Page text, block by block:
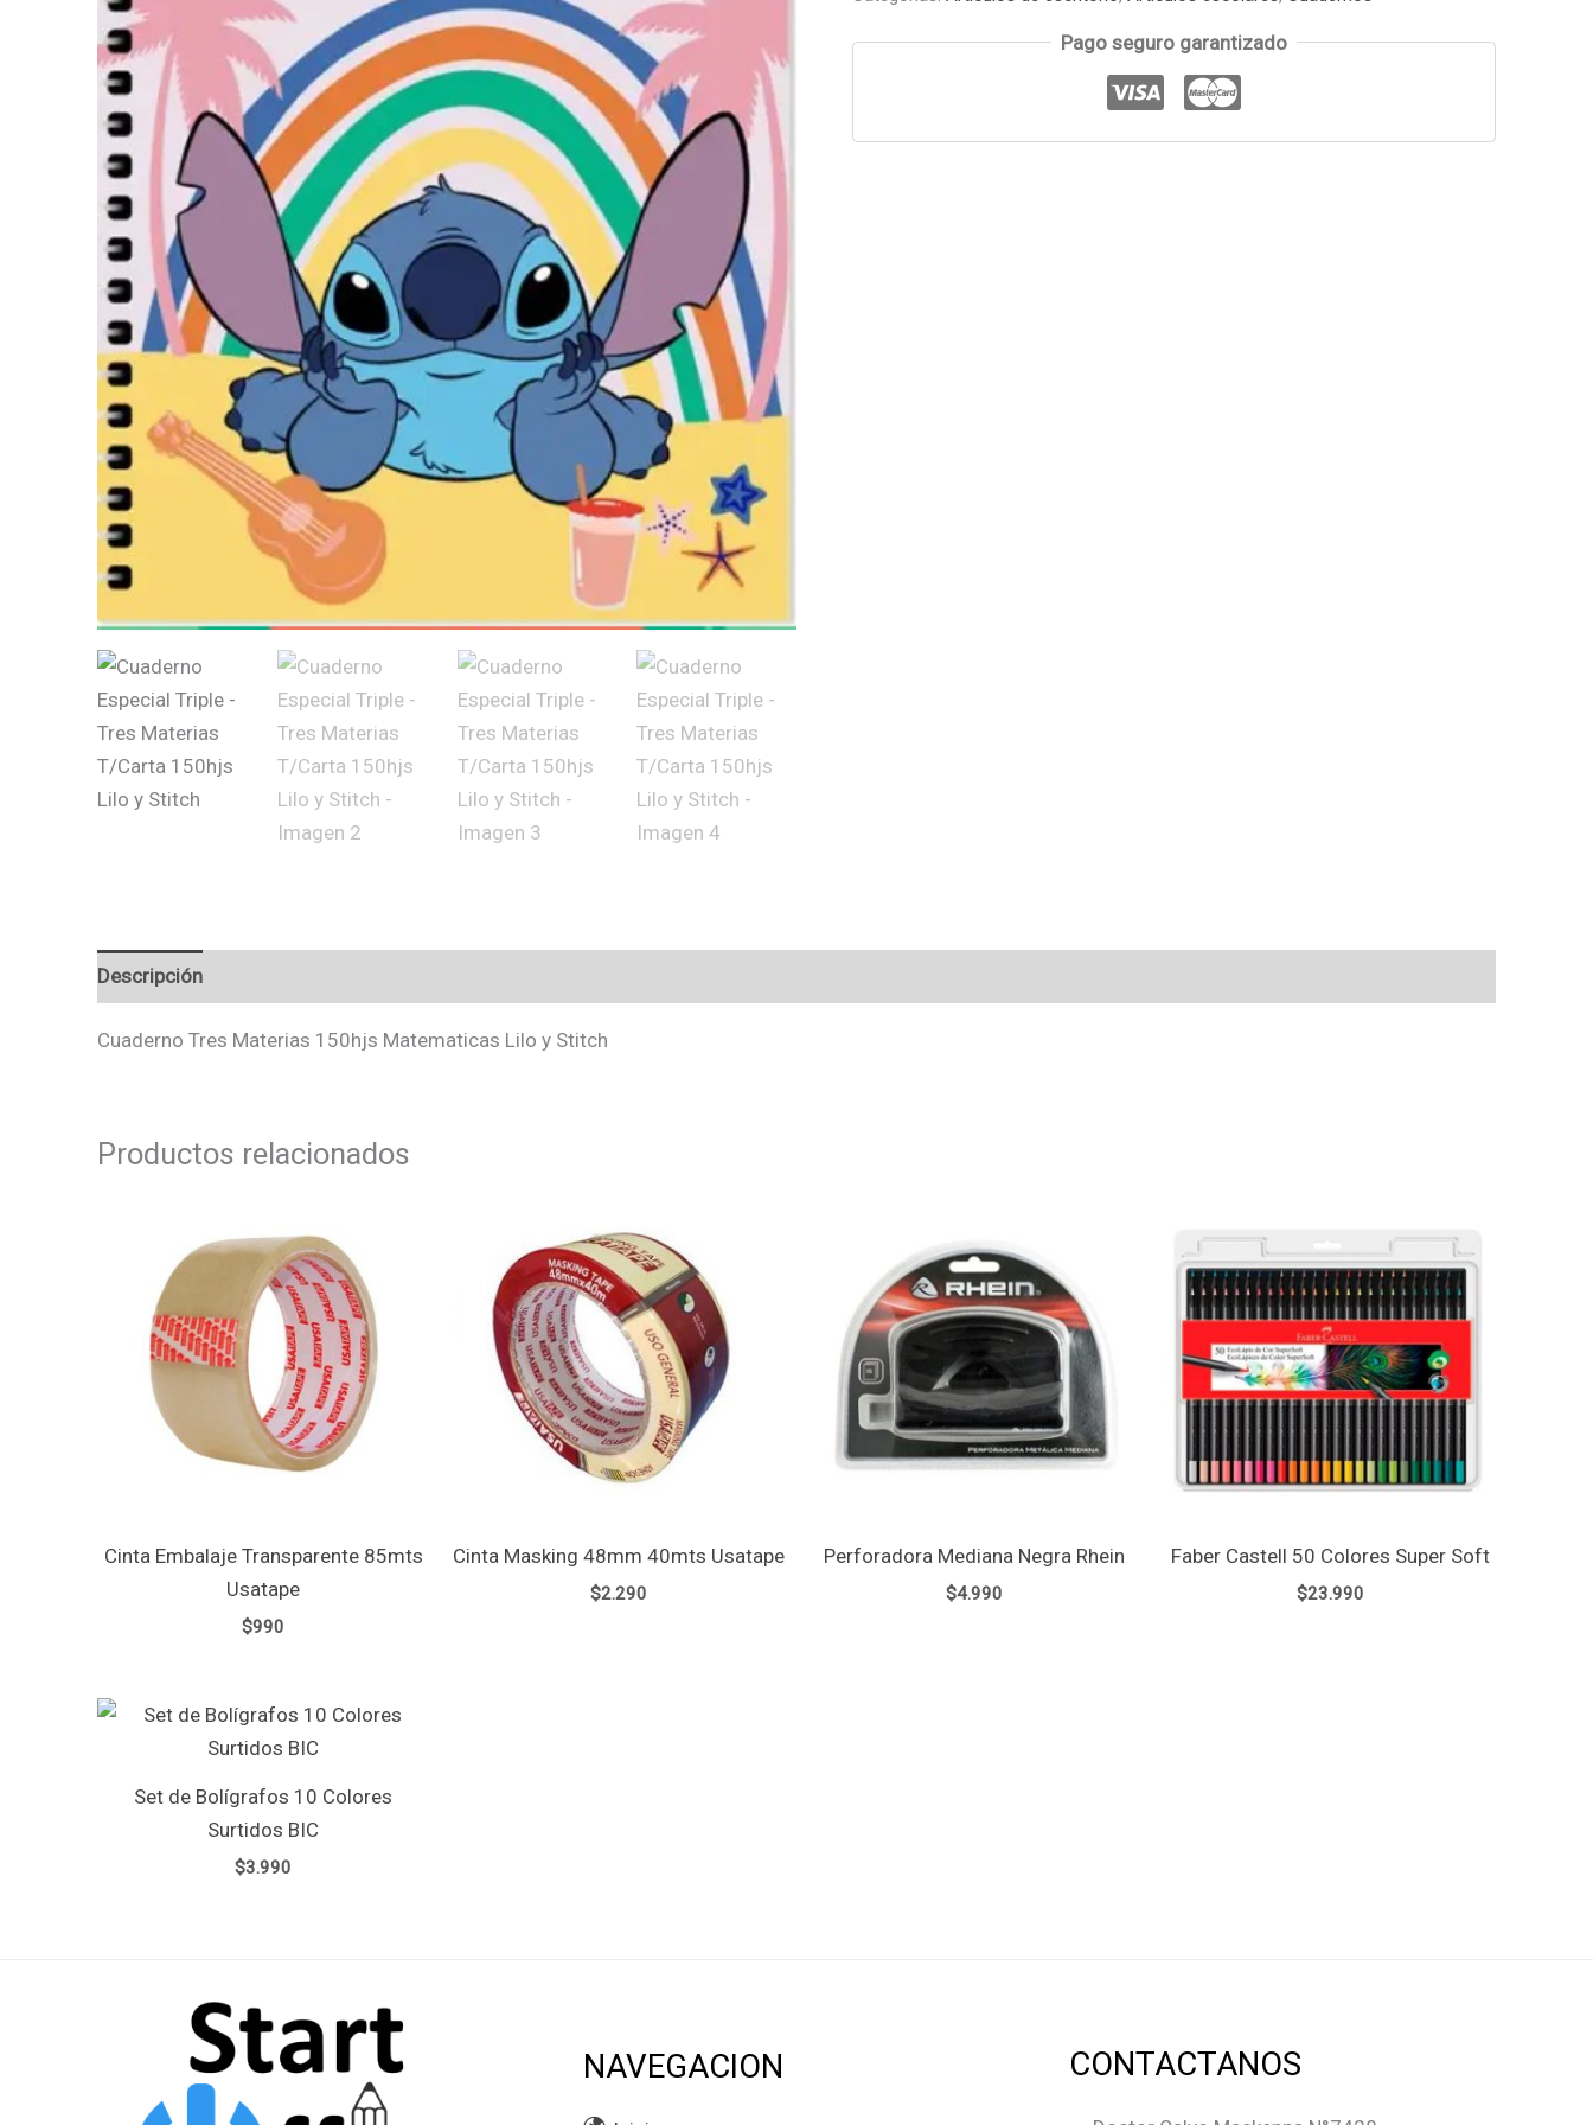
Stitch
cantidad
Pago seguro garantizado
Descripción
Cuaderno Tres Materias 150hjs Matematicas Lilo y Stitch
Productos relacionados
Cinta Embalaje Transparente 85mts
Usatape
$990
Cinta Masking 48mm 40mts Usatape
$2.290
Perforadora Mediana Negra Rhein
$4.990
Faber Castell 50 Colores Super Soft
$23.990
Set de Bolígrafos 10 Colores
Surtidos BIC
$3.990
NAVEGACION CONTACTANOS